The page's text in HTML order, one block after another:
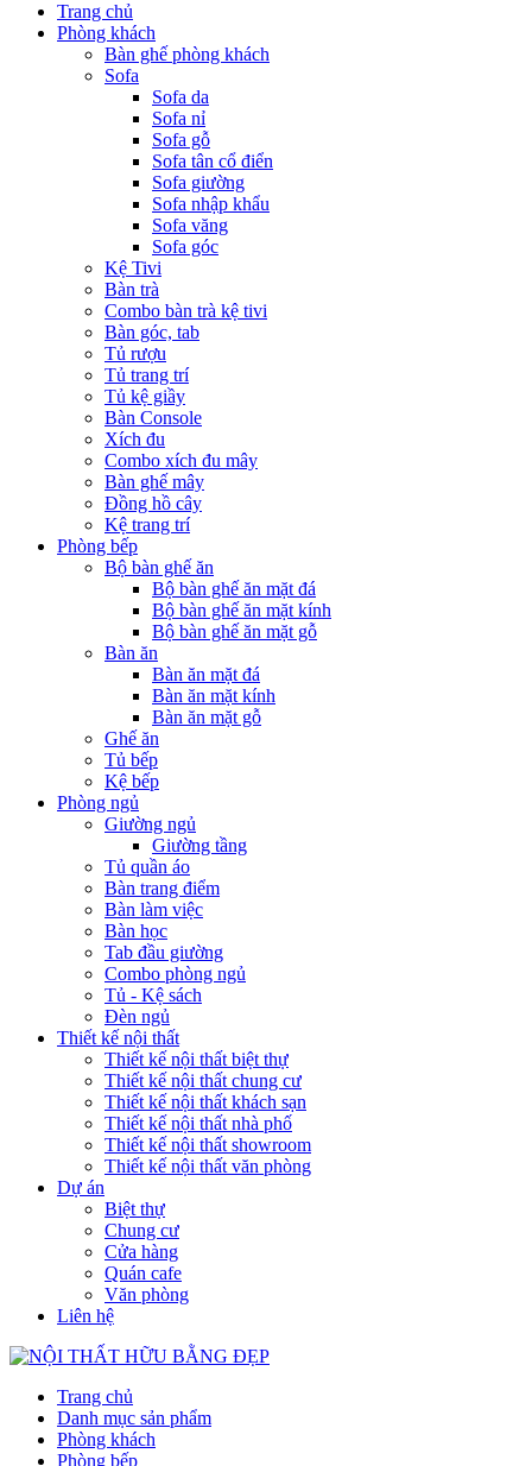
Trang chủ
Phòng khách
Bàn ghế phòng khách
Sofa
Sofa da
Sofa nỉ
Sofa gỗ
Sofa tân cổ điển
Sofa giường
Sofa nhập khẩu
Sofa văng
Sofa góc
Kệ Tivi
Bàn trà
Combo bàn trà kệ tivi
Bàn góc, tab
Tủ rượu
Tủ trang trí
Tủ kệ giầy
Bàn Console
Xích đu
Combo xích đu mây
Bàn ghế mây
Đồng hồ cây
Kệ trang trí
Phòng bếp
Bộ bàn ghế ăn
Bộ bàn ghế ăn mặt đá
Bộ bàn ghế ăn mặt kính
Bộ bàn ghế ăn mặt gỗ
Bàn ăn
Bàn ăn mặt đá
Bàn ăn mặt kính
Bàn ăn mặt gỗ
Ghế ăn
Tủ bếp
Kệ bếp
Phòng ngủ
Giường ngủ
Giường tầng
Tủ quần áo
Bàn trang điểm
Bàn làm việc
Bàn học
Tab đầu giường
Combo phòng ngủ
Tủ - Kệ sách
Đèn ngủ
Thiết kế nội thất
Thiết kế nội thất biệt thự
Thiết kế nội thất chung cư
Thiết kế nội thất khách sạn
Thiết kế nội thất nhà phố
Thiết kế nội thất showroom
Thiết kế nội thất văn phòng
Dự án
Biệt thự
Chung cư
Cửa hàng
Quán cafe
Văn phòng
Liên hệ
Trang chủ
Danh mục sản phẩm
Phòng khách
Phòng bếp